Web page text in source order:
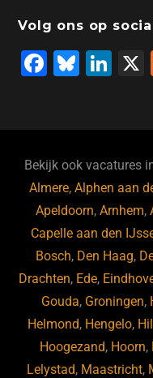
Volg ons op
F
b
o
o
k
Bl
ky
Li
dI
n
Bekijk ook vacatures
Almere,Alphen aan
Apeldoorn,Arnhem,
Capelle aan den
Bosch, Den Haag,
Drachten, Ede,
Gouda, Groningen,
Helmond, Hengelo,
Hoogezand, Hoorn,
Lelystad, Maastricht,